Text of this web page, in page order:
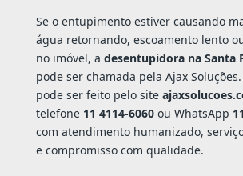
Se o entupimento estiver causando
água retornando, escoamento lento
no imóvel, a desentupidora na Santa
pode ser chamada pela Ajax
pode ser feito pelo site
telefone 11 4114-6060ou WhatsApp
com atendimento humanizado,
e compromisso com qualidade.